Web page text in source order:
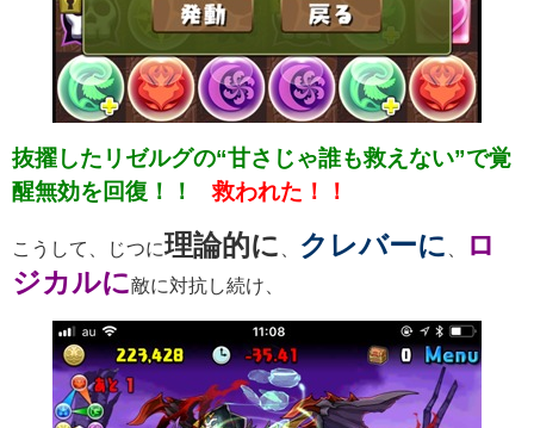
抜擢したリゼルグの“甘さじゃ誰も救えない”で覚
醒無効を回復！！
救われた！！
こうして、じつに理論的に クレバーに
ロ
ジカルに敵に対抗し続け、